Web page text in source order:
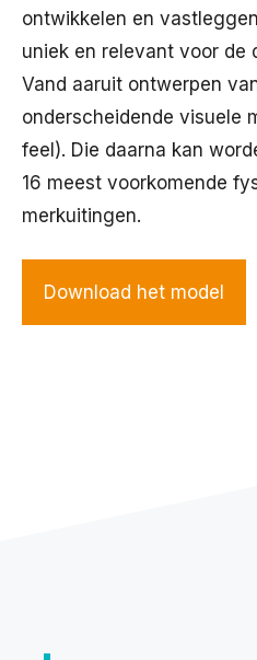
ontwikkelen en
uniek en relevant voor de
Vand aaruit ontwerpen
onderscheidende visuele
feel). Die daarna kan
16 meest voorkomende
merkuitingen.
Download het model